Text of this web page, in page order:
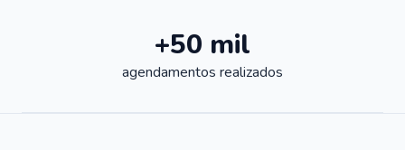
+50 mil
agendamentos realizados